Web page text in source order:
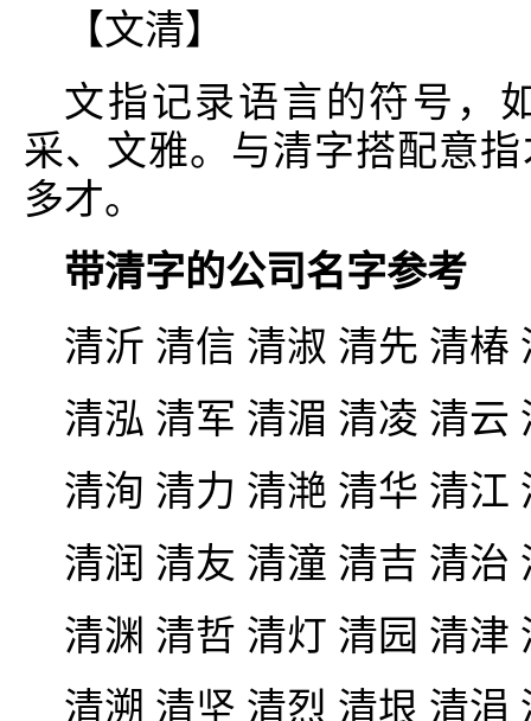
【文清】
文指记录语言的符号，
采、文雅。与清字搭配意
多才。
带清字的公司名字参考
清沂 清信 清淑 清先 清椿
清泓 清军 清湄 清凌 清云
清洵 清力 清滟 清华 清江
清润 清友 清潼 清吉 清治
清渊 清哲 清灯 清园 清津
清溯 清坚 清烈 清垠 清涓